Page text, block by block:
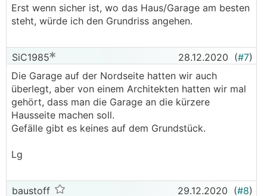
Erst wenn sicher ist, wo das Haus/Garage am besten
steht, würde ich den Grundriss angehen.
SiC1985 28.12.2020 (#7)
Die Garage auf der Nordseite hatten wir auch
überlegt, aber von einem Architekten hatten wir mal
gehört, dass man die Garage an die kürzere
Hausseite machen soll.
Gefälle gibt es keines auf dem Grundstück.
Lg
baustoff 29.12.2020 (#8)